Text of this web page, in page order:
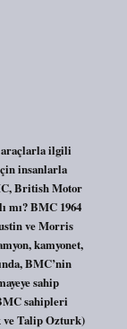
araçlarla ilgili
insanlarla
British Motor
BMC 1964
ve Morris
kamyonet,
BMC’nin
sahip
sahipleri
ve Talip Ozturk)